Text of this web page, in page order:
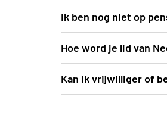
Ik ben nog niet op
Iedere
Zoek hiervoor een
Hoe word je lid van
Lid worden van Neos
de prijs van het
Kan ik vrijwilliger of